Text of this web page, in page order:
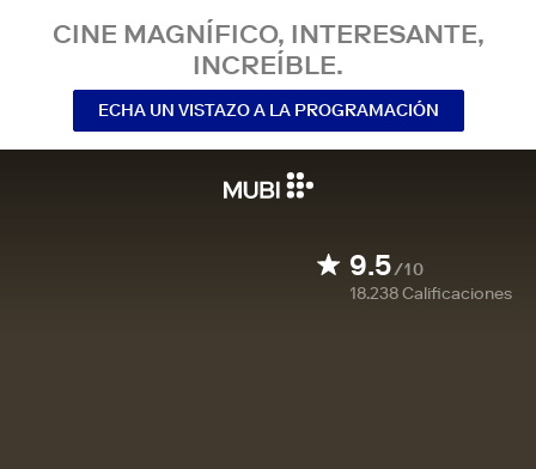
CINE MAGNÍFICO, INTERESANTE,
INCREÍBLE.
ECHA UN VISTAZO A LA PROGRAMACIÓN
9.5/10
18.238Calificaciones